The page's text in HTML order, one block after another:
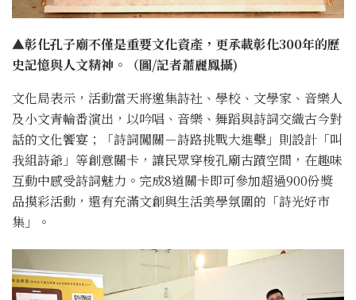
▲彰化孔子廟不僅是重要文化資產，更承載彰化300年的歷
史記憶與人文精神。（圖/記者蕭麗鳳攝)
文化局表示，活動當天將邀集詩社、學校、文學家、音樂人
及小文青輪番演出，以吟唱、音樂、舞蹈與詩詞交織古今對
話的文化饗宴；「詩詞闖關－詩路挑戰大進擊」則設計「叫
我組詩爺」等創意關卡，讓民眾穿梭孔廟古蹟空間，在趣味
互動中感受詩詞魅力。完成8道關卡即可參加超過900份獎
品摸彩活動，還有充滿文創與生活美學氛圍的「詩光好市
集」。